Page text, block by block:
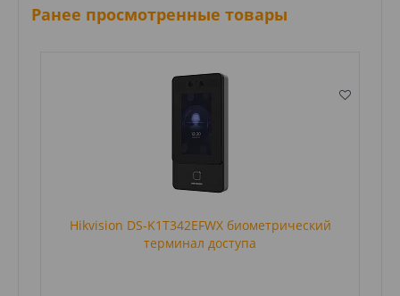
Ранее просмотренные товары
Hikvision DS-K1T342EFWX биометрический
терминал доступа